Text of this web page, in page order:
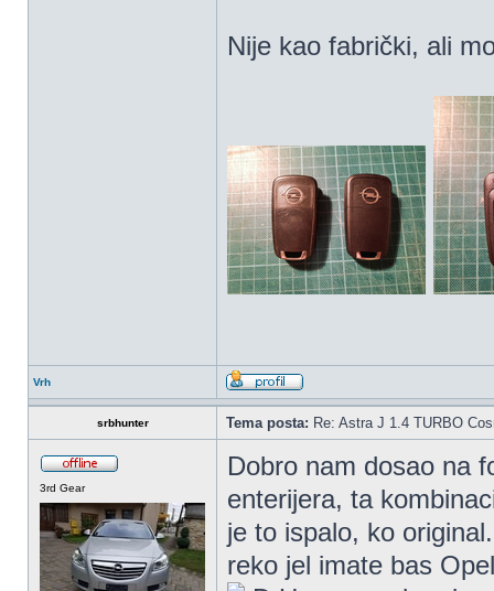
Nije kao fabrički, ali
Vrh
srbhunter Tema posta: Re: Astra J 1.4 TURBO
3rd Gear
Dobro nam dosao na
enterijera, ta
je to ispalo, ko
reko jel imate bas